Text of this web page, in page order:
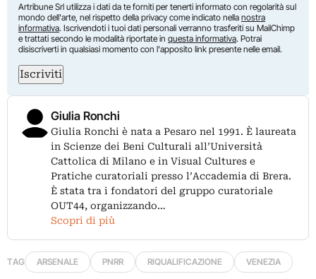
Artribune Srl utilizza i dati da te forniti per tenerti informato con regolarità sul
mondo dell'arte, nel rispetto della privacy come indicato nella nostra
informativa. Iscrivendoti i tuoi dati personali verranno trasferiti su MailChimp
e trattati secondo le modalità riportate in questa informativa. Potrai
disiscriverti in qualsiasi momento con l'apposito link presente nelle email.
Iscriviti
Giulia Ronchi
Giulia Ronchi è nata a Pesaro nel 1991. È laureata
in Scienze dei Beni Culturali all’Università
Cattolica di Milano e in Visual Cultures e
Pratiche curatoriali presso l’Accademia di Brera.
È stata tra i fondatori del gruppo curatoriale
OUT44, organizzando…
Scopri di più
TAG ARSENALE PNRR RIQUALIFICAZIONE VENEZIA